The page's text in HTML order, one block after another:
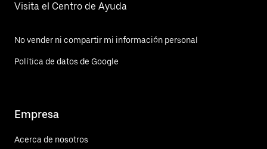
Visita el Centro de Ayuda
No vender ni compartir mi información personal
Política de datos de Google
Empresa
Acerca de nosotros